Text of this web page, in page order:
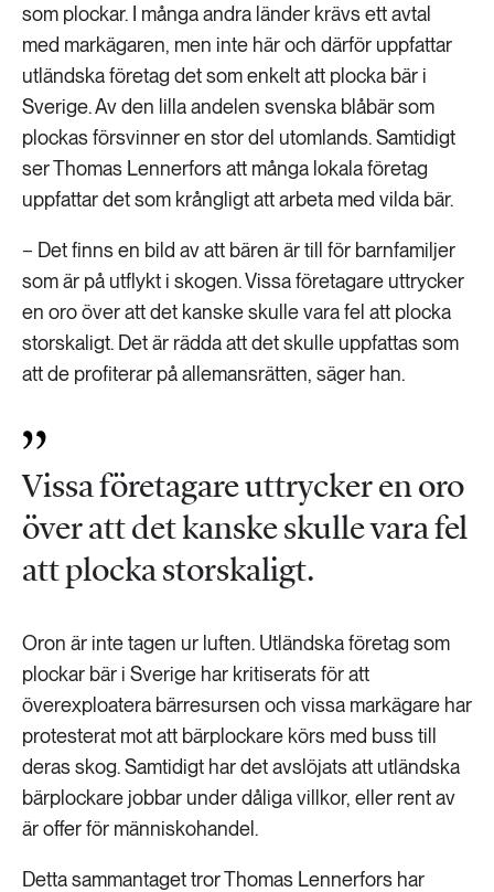
som plockar. I många andra länder krävs ett avtal
med markägaren, men inte här och därför uppfattar
utländska företag det som enkelt att plocka bär i
Sverige. Av den lilla andelen svenska blåbär som
plockas försvinner en stor del utomlands. Samtidigt
ser Thomas Lennerfors att många lokala företag
uppfattar det som krångligt att arbeta med vilda bär.
− Det finns en bild av att bären är till för barnfamiljer
som är på utflykt i skogen. Vissa företagare uttrycker
en oro över att det kanske skulle vara fel att plocka
storskaligt. Det är rädda att det skulle uppfattas som
att de profiterar på allemansrätten, säger han.
Vissa företagare uttrycker en oro
över att det kanske skulle vara fel
att plocka storskaligt.
Oron är inte tagen ur luften. Utländska företag som
plockar bär i Sverige har kritiserats för att
överexploatera bärresursen och vissa markägare har
protesterat mot att bärplockare körs med buss till
deras skog. Samtidigt har det avslöjats att utländska
bärplockare jobbar under dåliga villkor, eller rent av
är offer för människohandel.
Detta sammantaget tror Thomas Lennerfors har